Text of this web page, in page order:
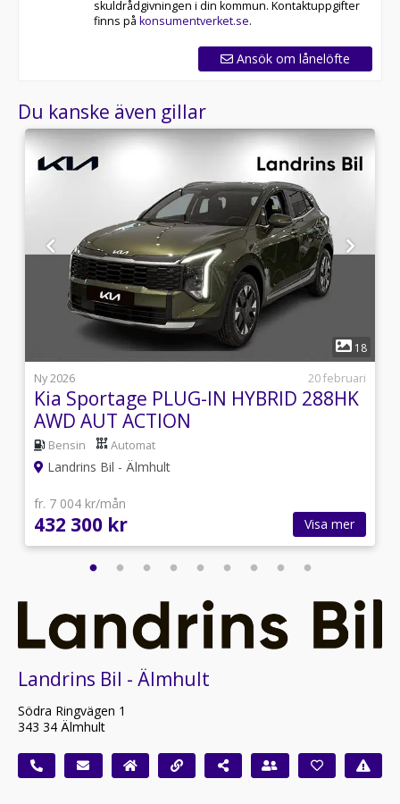
skuldrådgivningen i din kommun. Kontaktuppgifter
finns på konsumentverket.se.
Ansök om lånelöfte
Du kanske även gillar
18
Ny 2026
20 februari
Kia Sportage PLUG-IN HYBRID 288HK
AWD AUT ACTION
Bensin Automat
Landrins Bil - Älmhult
fr. 7 004 kr/mån
432 300 kr Visa mer
Landrins Bil - Älmhult
Södra Ringvägen 1
343 34 Älmhult